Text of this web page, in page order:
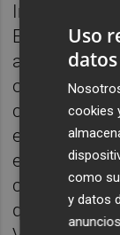
Instituto de
Empresarial
anterior, a la
otras cuatro
centros de
emitieron
el desvío de
concedidos
que recibió
Uso
datos
cookies
como
y datos